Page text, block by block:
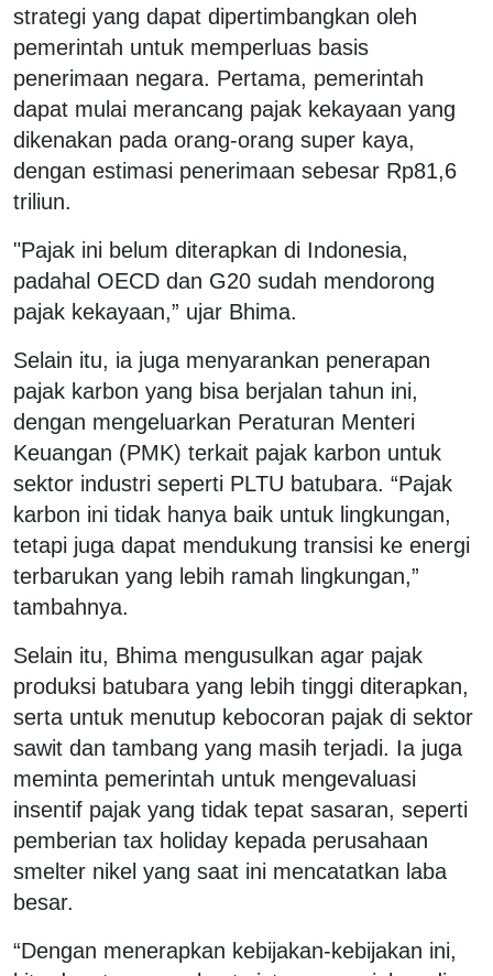
strategi yang dapat dipertimbangkan oleh
pemerintah untuk memperluas basis
penerimaan negara. Pertama, pemerintah
dapat mulai merancang pajak kekayaan yang
dikenakan pada orang-orang super kaya,
dengan estimasi penerimaan sebesar Rp81,6
triliun.
"Pajak ini belum diterapkan di Indonesia,
padahal OECD dan G20 sudah mendorong
pajak kekayaan,” ujar Bhima.
Selain itu, ia juga menyarankan penerapan
pajak karbon yang bisa berjalan tahun ini,
dengan mengeluarkan Peraturan Menteri
Keuangan (PMK) terkait pajak karbon untuk
sektor industri seperti PLTU batubara. “Pajak
karbon ini tidak hanya baik untuk lingkungan,
tetapi juga dapat mendukung transisi ke energi
terbarukan yang lebih ramah lingkungan,”
tambahnya.
Selain itu, Bhima mengusulkan agar pajak
produksi batubara yang lebih tinggi diterapkan,
serta untuk menutup kebocoran pajak di sektor
sawit dan tambang yang masih terjadi. Ia juga
meminta pemerintah untuk mengevaluasi
insentif pajak yang tidak tepat sasaran, seperti
pemberian tax holiday kepada perusahaan
smelter nikel yang saat ini mencatatkan laba
besar.
“Dengan menerapkan kebijakan-kebijakan ini,